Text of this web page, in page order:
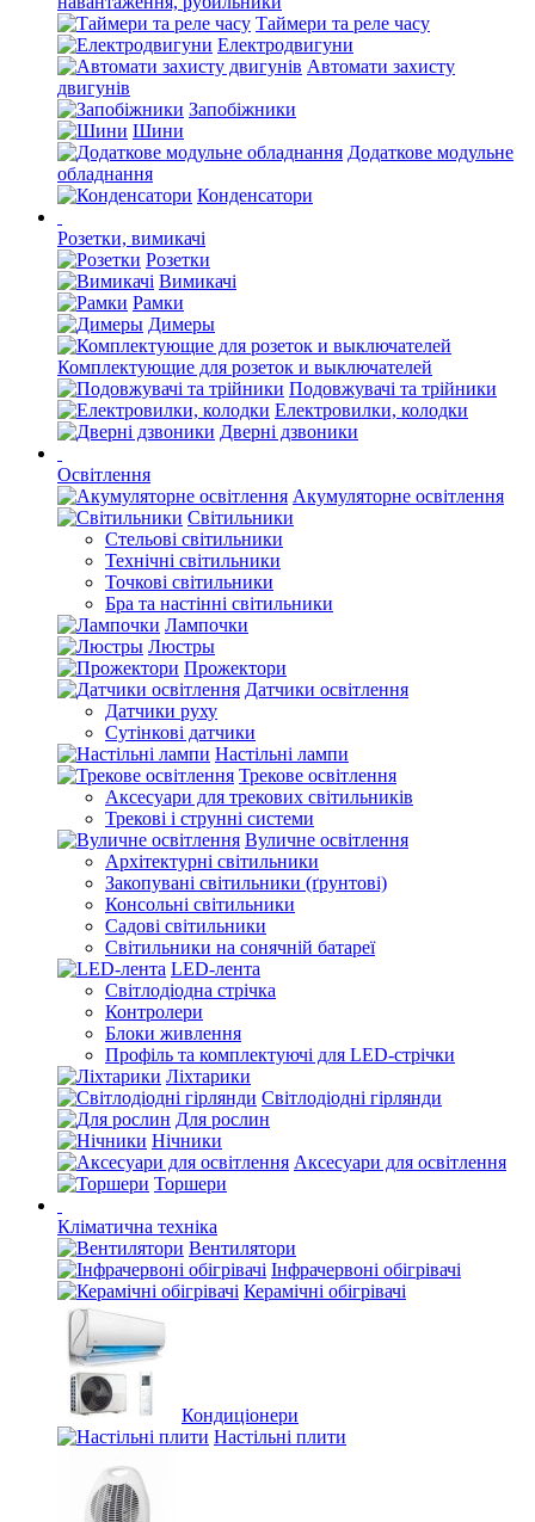
Таймери та реле часу
Електродвигуни
Автомати захисту
двигунів
Запобіжники
Шини
Додаткове модульне
обладнання
Конденсатори
Розетки, вимикачі
Розетки
Вимикачі
Рамки
Димеры
Комплектующие для розеток и выключателей
Подовжувачі та трійники
Електровилки, колодки
Дверні дзвоники
Освітлення
Акумуляторне освітлення
Світильники
Стельові світильники
Технічні світильники
Точкові світильники
Бра та настінні світильники
Лампочки
Люстры
Прожектори
Датчики освітлення
Датчики руху
Сутінкові датчики
Настільні лампи
Трекове освітлення
Аксесуари для трекових світильників
Трекові і струнні системи
Вуличне освітлення
Архітектурні світильники
Закопувані світильники (ґрунтові)
Консольні світильники
Садові світильники
Світильники на сонячній батареї
LED-лента
Світлодіодна стрічка
Контролери
Блоки живлення
Профіль та комплектуючі для LED-стрічки
Ліхтарики
Світлодіодні гірлянди
Для рослин
Нічники
Аксесуари для освітлення
Торшери
Кліматична техніка
Вентилятори
Інфрачервоні обігрівачі
Керамічні обігрівачі
Кондиціонери
Настільні плити